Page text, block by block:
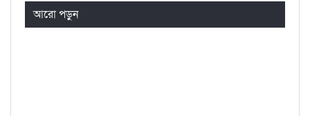
আরো পড়ুন